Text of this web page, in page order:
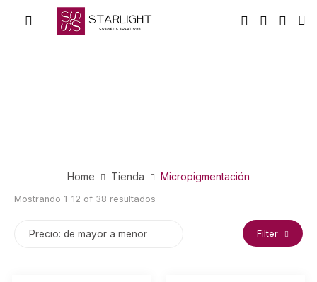
Home Tienda Micropigmentación
Mostrando 1–12 of 38 resultados
Precio: de mayor a menor Filter